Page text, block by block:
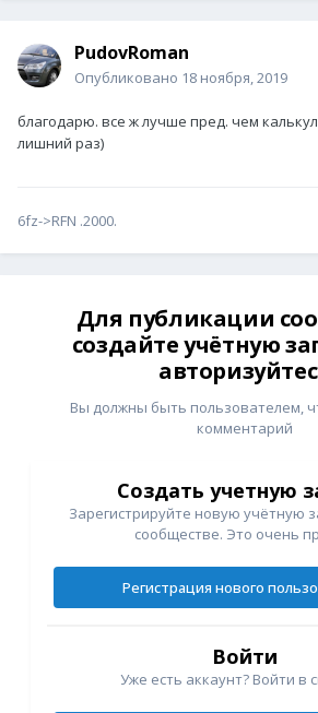
PudovRoman
Опубликовано 18 ноября, 2019
благодарю. все ж лучше пред. чем
лишний раз)
6fz->RFN .2000.
Для публикации
создайте учётную
Вы должны быть пользователем,
комментарий
Создать учетную
Зарегистрируйте новую учётную
сообществе. Это очень
Регистрация нового
Войти
Уже есть аккаунт? Войти в